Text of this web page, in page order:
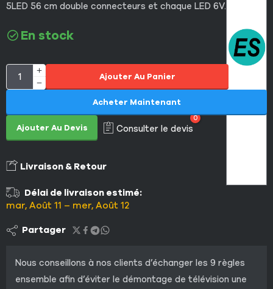
5LED 56 cm double connecteurs et chaque LED 6V.
En stock
Ajouter Au Panier
Ajouter Au Devis Consulter le devis
0
Acheter Maintenant
Livraison & Retour
Délai de livraison estimé:
mar, Août 11 – mer, Août 12
Partager
Nous conseillons à nos clients d’échanger les 9 règles
ensemble afin d’éviter le démontage de télévision une